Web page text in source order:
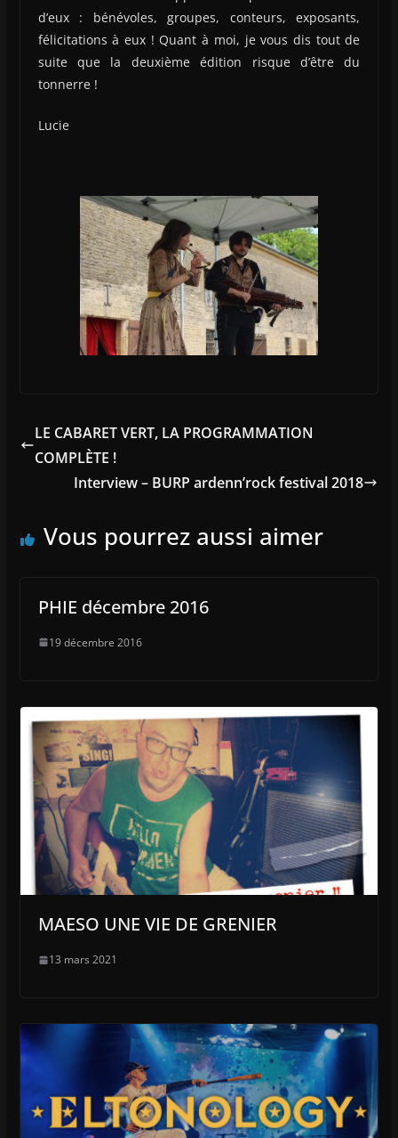
d’eux : bénévoles, groupes, conteurs, exposants,
félicitations à eux ! Quant à moi, je vous dis tout de
suite que la deuxième édition risque d’être du
tonnerre !
Lucie
LE CABARET VERT, LA PROGRAMMATION
COMPLÈTE !
Interview – BURP ardenn’rock festival 2018
Vous pourrez aussi aimer
PHIE décembre 2016
19 décembre 2016
MAESO UNE VIE DE GRENIER
13 mars 2021